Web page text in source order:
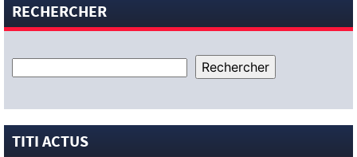
RECHERCHER
TITI ACTUS